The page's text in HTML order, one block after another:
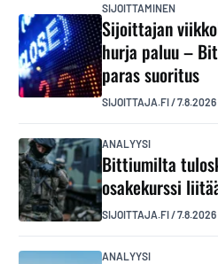
SIJOITTAMINEN
Sijoittajan
hurja paluu –
paras suoritus
SIJOITTAJA.FI/7.8.2026
ANALYYSI
Bittiumilta
osakekurssi
SIJOITTAJA.FI/7.8.2026
ANALYYSI